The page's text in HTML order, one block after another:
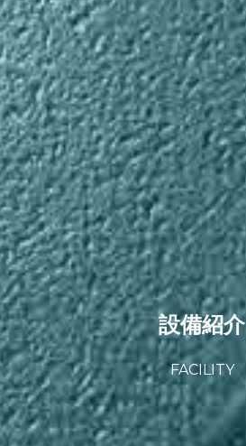
設備紹介
FACILITY